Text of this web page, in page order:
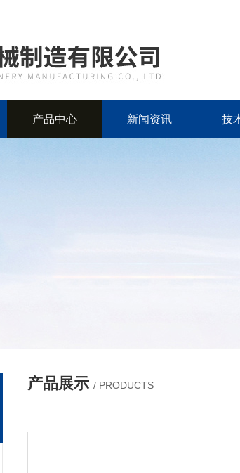
产品中心 新闻资讯 技
产品展示 / PRODUCTS